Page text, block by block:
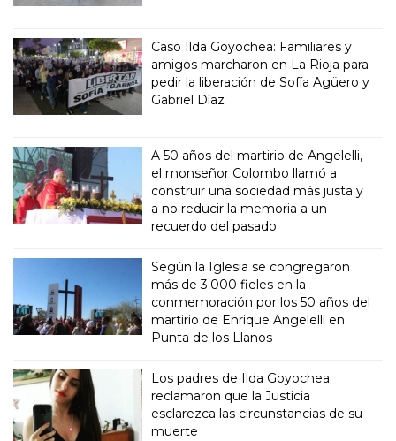
Caso Ilda Goyochea: Familiares y
amigos marcharon en La Rioja para
pedir la liberación de Sofía Agüero y
Gabriel Díaz
A 50 años del martirio de Angelelli,
el monseñor Colombo llamó a
construir una sociedad más justa y
a no reducir la memoria a un
recuerdo del pasado
Según la Iglesia se congregaron
más de 3.000 fieles en la
conmemoración por los 50 años del
martirio de Enrique Angelelli en
Punta de los Llanos
Los padres de Ilda Goyochea
reclamaron que la Justicia
esclarezca las circunstancias de su
muerte